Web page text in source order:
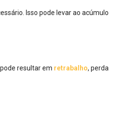
Isso pode levar ao acúmulo
resultar em retrabalho, perda